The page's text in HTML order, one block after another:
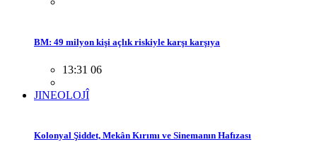
BM: 49 milyon kişi açlık riskiyle karşı karşıya
13:31 06
JINEOLOJÎ
Kolonyal Şiddet, Mekân Kırımı ve Sinemanın Hafızası